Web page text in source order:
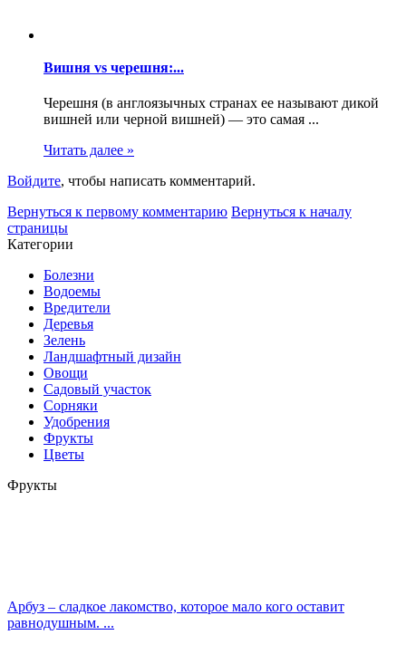
Вишня vs черешня:...
Черешня (в англоязычных странах ее называют дикой
вишней или черной вишней) — это самая ...
Читать далее »
Войдите, чтобы написать комментарий.
Вернуться к первому комментарию Вернуться к началу
страницы
Категории
Болезни
Водоемы
Вредители
Деревья
Зелень
Ландшафтный дизайн
Овощи
Садовый участок
Сорняки
Удобрения
Фрукты
Цветы
Фрукты
Арбуз – сладкое лакомство, которое мало кого оставит
равнодушным. ...